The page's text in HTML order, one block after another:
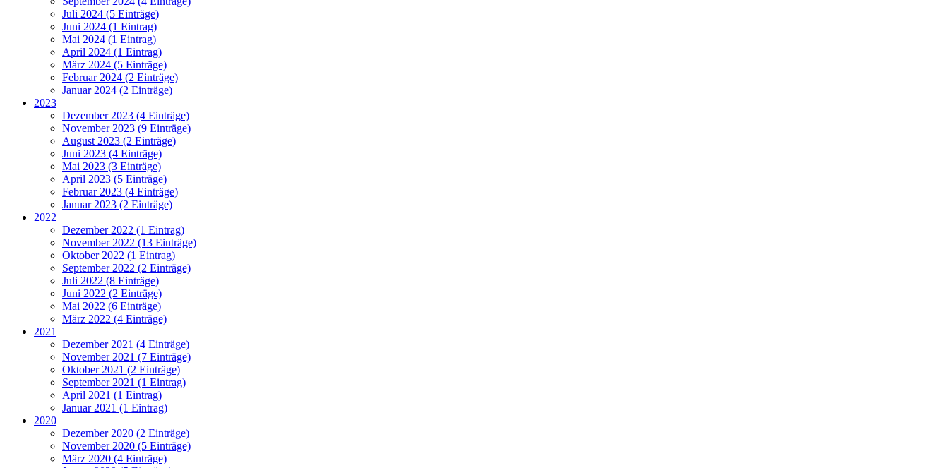
Juli 2024 (5 Einträge)
Juni 2024 (1 Eintrag)
Mai 2024 (1 Eintrag)
April 2024 (1 Eintrag)
März 2024 (5 Einträge)
Februar 2024 (2 Einträge)
Januar 2024 (2 Einträge)
2023
Dezember 2023 (4 Einträge)
November 2023 (9 Einträge)
August 2023 (2 Einträge)
Juni 2023 (4 Einträge)
Mai 2023 (3 Einträge)
April 2023 (5 Einträge)
Februar 2023 (4 Einträge)
Januar 2023 (2 Einträge)
2022
Dezember 2022 (1 Eintrag)
November 2022 (13 Einträge)
Oktober 2022 (1 Eintrag)
September 2022 (2 Einträge)
Juli 2022 (8 Einträge)
Juni 2022 (2 Einträge)
Mai 2022 (6 Einträge)
März 2022 (4 Einträge)
2021
Dezember 2021 (4 Einträge)
November 2021 (7 Einträge)
Oktober 2021 (2 Einträge)
September 2021 (1 Eintrag)
April 2021 (1 Eintrag)
Januar 2021 (1 Eintrag)
2020
Dezember 2020 (2 Einträge)
November 2020 (5 Einträge)
März 2020 (4 Einträge)